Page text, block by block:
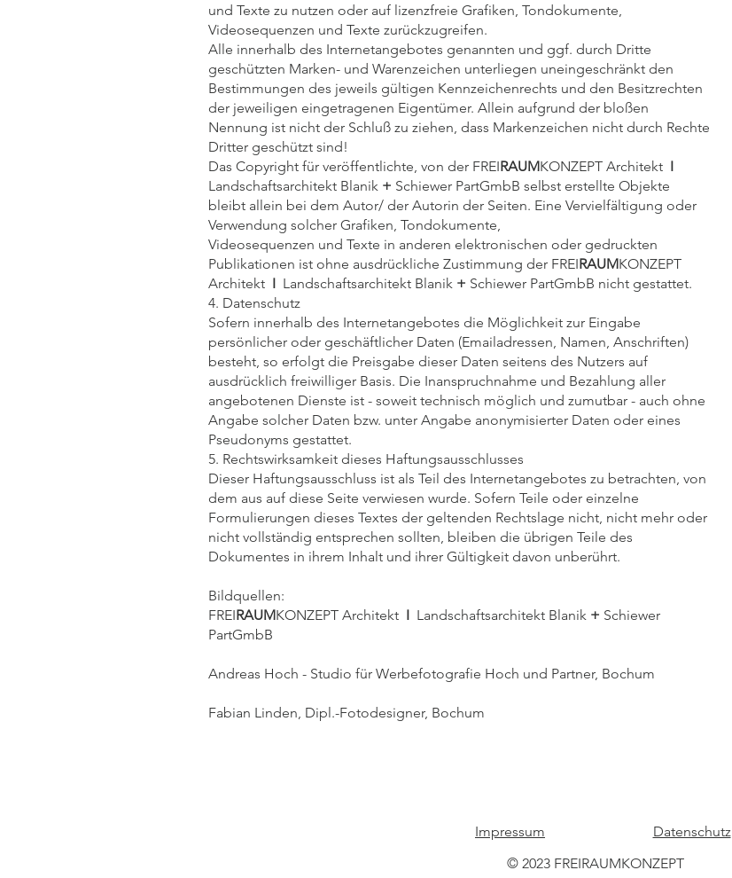
und Texte zu nutzen oder auf lizenzfreie Grafiken, Tondokumente,
Videosequenzen und Texte zurückzugreifen.
Alle innerhalb des Internetangebotes genannten und ggf. durch Dritte
geschützten Marken- und Warenzeichen unterliegen uneingeschränkt den
Bestimmungen des jeweils gültigen Kennzeichenrechts und den Besitzrechten
der jeweiligen eingetragenen Eigentümer. Allein aufgrund der bloßen
Nennung ist nicht der Schluß zu ziehen, dass Markenzeichen nicht durch Rechte
Dritter geschützt sind!
Das Copyright für veröffentlichte, von der FREIRAUMKONZEPT Architekt I
Landschaftsarchitekt Blanik + Schiewer PartGmbB selbst erstellte Objekte
bleibt allein bei dem Autor/ der Autorin der Seiten. Eine Vervielfältigung oder
Verwendung solcher Grafiken, Tondokumente,
Videosequenzen und Texte in anderen elektronischen oder gedruckten
Publikationen ist ohne ausdrückliche Zustimmung der FREIRAUMKONZEPT
Architekt I Landschaftsarchitekt Blanik + Schiewer PartGmbB nicht gestattet.
4. Datenschutz
Sofern innerhalb des Internetangebotes die Möglichkeit zur Eingabe
persönlicher oder geschäftlicher Daten (Emailadressen, Namen, Anschriften)
besteht, so erfolgt die Preisgabe dieser Daten seitens des Nutzers auf
ausdrücklich freiwilliger Basis. Die Inanspruchnahme und Bezahlung aller
angebotenen Dienste ist - soweit technisch möglich und zumutbar - auch ohne
Angabe solcher Daten bzw. unter Angabe anonymisierter Daten oder eines
Pseudonyms gestattet.
5. Rechtswirksamkeit dieses Haftungsausschlusses
Dieser Haftungsausschluss ist als Teil des Internetangebotes zu betrachten, von
dem aus auf diese Seite verwiesen wurde. Sofern Teile oder einzelne
Formulierungen dieses Textes der geltenden Rechtslage nicht, nicht mehr oder
nicht vollständig entsprechen sollten, bleiben die übrigen Teile des
Dokumentes in ihrem Inhalt und ihrer Gültigkeit davon unberührt.
Bildquellen:
FREIRAUMKONZEPT Architekt I Landschaftsarchitekt Blanik + Schiewer
PartGmbB
Andreas Hoch - Studio für Werbefotografie Hoch und Partner, Bochum
Fabian Linden, Dipl.-Fotodesigner, Bochum
Impressum
Datenschutz
© 2023 FREIRAUMKONZEPT